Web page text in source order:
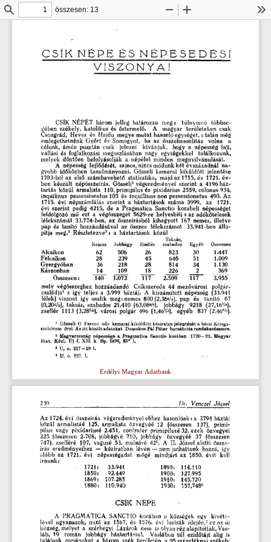
Keresés
összesen: 13
Kicsinyítés
CSÍK  N É P E  ÉS N É P E S E D É S I
V I S Z O N Y A I
CSÍK N É P É T három jelleg határozza meg: túlnyomó
többsé-
gében székely, katolikus  és őstermelő. A magyar területeken
csak
Csongrád,
Heves és Hajdu megye  mutat  hasonló  egységet,  s talán  még
emlegethetnénk Győrt és Somogyot, ha az összehasonlítás volna
a
célunk, ámde pusztán csak jelezni kívánjuk, hogy a népesség faji,
vallási  és foglalkozási megoszlásában nagy egységekkel
találkozunk,
melyek döntően befolyásolják a népélet minden
megnyilvánulását.
A
népesség fejlődését,  sajnos, nincs  módunk  két  évszázadnál
na-
gyobb időközben tanulmányozni. Gösseli kamarai kiküldött
jelentése
1703-ból  az első számbavehető statisztika, majd  az  1715.  és 1721.  é v -
ben készült népösszeírás. Gösseli1
  végeredményei
szerint a 4196  ház-
t a r t á s közül armalista 110,  primipilus  és pixidarius 2559,  colonus  934,
inquilinus pessessionatus  103  és inquilinus  non  pessessionatus 490.  A z
1715.  évi népszámlálás szerint a h á z t a r t á s o k száma 3999, a z
1721.
évi szerint pedig 4215, d e a Pragmatica Sanctio korabeli
népességet
feldolgozó mű ezt a végösszeget 5629-re helyesbíti  s  az adókötelesek
lélekszámát 33.774-ben, az összeírásból kihagyott 167 nemes,
illetve
pap és tanító hozzáadásával a z összes lélekszámot 33.941-ben
álla-
pítja  meg.2 Részletezve3 : a háztartások közül
N e m e s J o b b á g y Z s e l l é r
T a k s á s ,
s z a b a d o s
E g y é b Összesen
Alcsíkon 62 506 26 823 30
1.447
Felcsíkon
28 239 45 646 51
1.009
Gyergyóban
36 218 28 814 34
1.130
Kászonban
14 109 18 226 2
369
Összesen:
140 1.072 117 2.509 117
3.955
mely végösszeghez hozzáadandó Csíkszereda 44 mezővárosi
polgár-
családja4
  s  így
teljes  a 3.999 háztáj.  A kiszámított népesség
(33.941
lélek)  viszont így oszlik meg: nemes 800  (2,36%), p a p és tanító
67
(0,20%), taksás, szabados 21.410 (63,08%), jobbágy 9218
(27,16%),
zsellér 1113  (3,28%), városi polgár 496 (1,46%), egyéb 837 (2,46%).
1 Gösseli G. F e r e n c u d v k a m a r a i  k i k ü l d ö t t  k é z i r a t o s  j e l e n t é s é t  a  bécsi K r i e g s -
archivurn őrzi.  Az i t t  közölt  a d a t o k a t D o m o k o s  P á l  P é t e r b o c s á t o t t a rendelkezésemre.
2 M a g y a r o r s z á g n é p e s s é g e a P r a g m a t i c a S a n c t i o k o r á b a n 1 7 2 0 – 2 1 . M a g y a r
S t a t . K ö z l . Ú j f .  X I I . k. Bp. 1896, 35.* l.
3 U. o .  2 1 7 – 1 8 .  l.
4
  U.  o.
227. l.
Erdélyi Magyar Adatbank
230 Dr. Venczel József
A z  1724. évi összeírás végeredményei  ehhez hasonlóak
  s
  a
3794  h á z t á j
közül armalistáé 125,  armalista özvegyéé 12 (összesen
137), primi-
pilus vagy pixidariusé 2.451, confrater primipilusé  32,  ezek
özvegyei
225 (összesen 2.708, jobbágyé 710, jobbágy özvegyéé 37
(összesen
747), zselléré 107, vagusé 53, molnáré 425. A II.  József  alatti össze-
írás eredményeihez – kézíratban lévén – nem  juthattunk hozzá, így
a l á b b az 1721. évi népességadat mögé mindjárt az 1850. évit
kell
írnunk:
CSÍK N É P E
A P R A G M A T I C A SANCTIO korában a községek egy
kivéte-
lével
ugyanazok, mint az 1567. és 1576, évi lustrák idején,7
  ez  az  új
község,  melyet a szárhegyi Lázárok nem
is  olyan  rég  alapítottak,  Vas-
láb, 19 román jobbágy háztartással. Vaslábon túl ezidőtájt alig is
találunk románokat a három szék területén,  a  95 százaléknyi  székely
1721: 33.941 1890:
114.110
1850:
92.449 1900:
127.995
1869:
107.285 1910:
145.720
1880:
110.940 1930: 157.748